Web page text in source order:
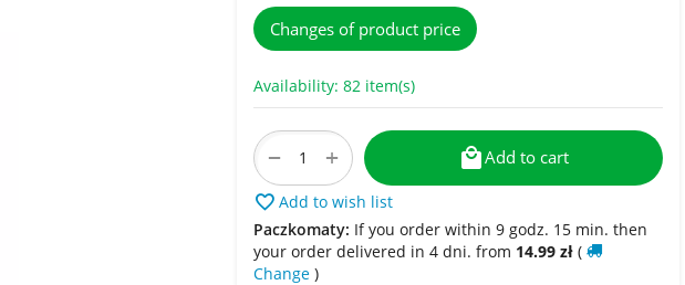
Changes of product price
Availability: 82 item(s)
+
− Add to cart
Add to wish list
Paczkomaty: If you order within 9 godz. 15 min. then
your order delivered in 4 dni. from 14.99 zł (
Change )